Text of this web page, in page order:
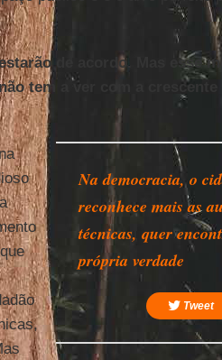
de acordo. Mas esse
tem a ver com a
Na democracia, o
reconhece mais as
técnicas, quer
própria verdade
Tweet